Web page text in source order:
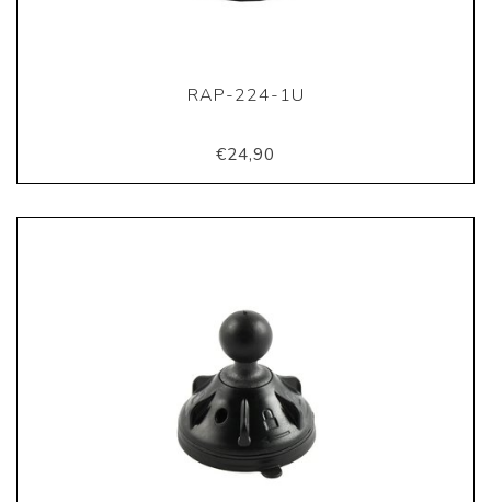
RAP-224-1U
€24,90